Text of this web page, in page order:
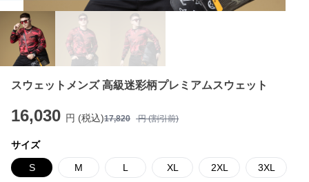
スウェットメンズ 高級迷彩柄プレミアムスウェット
16,030 円 (税込)17,820 円 (割引前)
サイズ
S M L XL 2XL 3XL